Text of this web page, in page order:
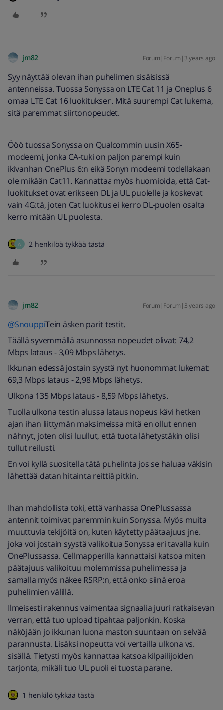
jm82 Forum|Forum|3 years ago
Syy näyttää olevan ihan puhelimen sisäisissä
antenneissa. Tuossa Sonyssa on LTE Cat 11 ja Oneplus 6
omaa LTE Cat 16 luokituksen. Mitä suurempi Cat lukema,
sitä paremmat siirtonopeudet.
Ööö tuossa Sonyssa on Qualcommin uusin X65-
modeemi, jonka CA-tuki on paljon parempi kuin
ikivanhan OnePlus 6:n eikä Sonyn modeemi todellakaan
ole mikään Cat11. Kannattaa myös huomioida, että Cat-
luokitukset ovat erikseen DL ja UL puolelle ja koskevat
vain 4G:tä, joten Cat luokitus ei kerro DL-puolen osalta
kerro mitään UL puolesta.
W 2 henkilöä tykkää tästä
jm82 Forum|Forum|3 years ago
@SnouppiTein äsken parit testit.
Täällä syvemmällä asunnossa nopeudet olivat: 74,2
Mbps lataus - 3,09 Mbps lähetys.
Ikkunan edessä jostain syystä nyt huonommat lukemat:
69,3 Mbps lataus - 2,98 Mbps lähetys.
Ulkona 135 Mbps lataus - 8,59 Mbps lähetys.
Tuolla ulkona testin alussa lataus nopeus kävi hetken
ajan ihan liittymän maksimeissa mitä en ollut ennen
nähnyt, joten olisi luullut, että tuota lähetystäkin olisi
tullut reilusti.
En voi kyllä suositella tätä puhelinta jos se haluaa väkisin
lähettää datan hitainta reittiä pitkin.
Ihan mahdollista toki, että vanhassa OnePlussassa
antennit toimivat paremmin kuin Sonyssa. Myös muita
muuttuvia tekijöitä on, kuten käytetty päätaajuus jne.
joka voi jostain syystä valikoitua Sonyssa eri tavalla kuin
OnePlussassa. Cellmapperilla kannattaisi katsoa miten
päätajuus valikoituu molemmissa puhelimessa ja
samalla myös näkee RSRP:n, että onko siinä eroa
puhelimien välillä.
Ilmeisesti rakennus vaimentaa signaalia juuri ratkaisevan
verran, että tuo upload tipahtaa paljonkin. Koska
näköjään jo ikkunan luona maston suuntaan on selvää
parannusta. Lisäksi nopeutta voi vertailla ulkona vs.
sisällä. Tietysti myös kannattaa katsoa kilpailijoiden
tarjonta, mikäli tuo UL puoli ei tuosta parane.
1 henkilö tykkää tästä